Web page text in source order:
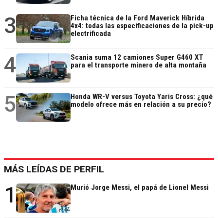
3
Ficha técnica de la Ford Maverick Híbrida
4x4: todas las especificaciones de la pick-up
electrificada
4
Scania suma 12 camiones Super G460 XT
para el transporte minero de alta montaña
5
Honda WR-V versus Toyota Yaris Cross: ¿qué
modelo ofrece más en relación a su precio?
MÁS LEÍDAS DE PERFIL
1 Murió Jorge Messi, el papá de Lionel Messi